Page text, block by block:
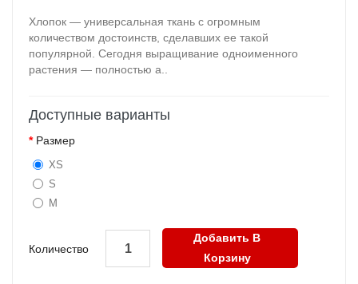
Хлопок — универсальная ткань с огромным
количеством достоинств, сделавших ее такой
популярной. Сегодня выращивание одноименного
растения — полностью а..
Доступные варианты
Размер
XS
S
M
Количество
Добавить В
Корзину